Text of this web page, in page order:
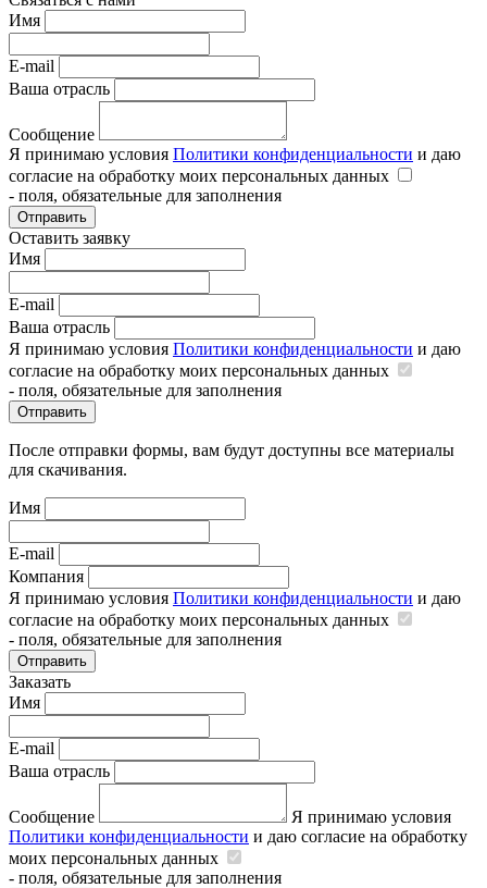
Имя
E-mail
Ваша отрасль
Сообщение
Я принимаю условия Политики конфиденциальности и даю
согласие на обработку моих персональных данных
- поля, обязательные для заполнения
Отправить
Оставить заявку
Имя
E-mail
Ваша отрасль
Я принимаю условия Политики конфиденциальности и даю
согласие на обработку моих персональных данных
- поля, обязательные для заполнения
Отправить
После отправки формы, вам будут доступны все материалы
для скачивания.
Имя
E-mail
Компания
Я принимаю условия Политики конфиденциальности и даю
согласие на обработку моих персональных данных
- поля, обязательные для заполнения
Отправить
Заказать
Имя
E-mail
Ваша отрасль
Сообщение
Я принимаю условия
Политики конфиденциальности и даю согласие на обработку
моих персональных данных
- поля, обязательные для заполнения